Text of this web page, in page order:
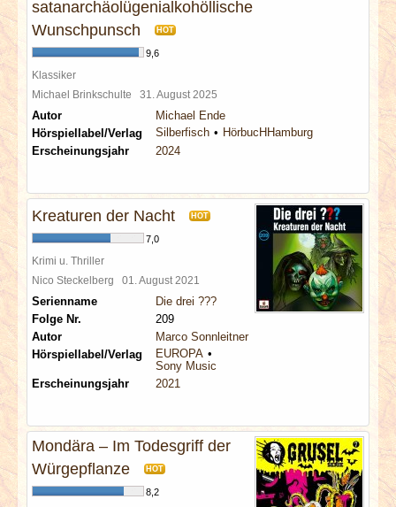
satanarchäolügenialkohöllische
Wunschpunsch
HOT
9,6
Klassiker
Michael Brinkschulte 31. August 2025
Autor
Michael Ende
Hörspiellabel/Verlag
Silberfisch
HörbucHHamburg
Erscheinungsjahr
2024
Kreaturen der Nacht HOT
7,0
Krimi u. Thriller
Nico Steckelberg 01. August 2021
Serienname
Die drei ???
Folge Nr.
209
Autor
Marco Sonnleitner
Hörspiellabel/Verlag
EUROPA
Sony Music
Erscheinungsjahr
2021
Mondära – Im Todesgriff der
Würgepflanze
HOT
8,2